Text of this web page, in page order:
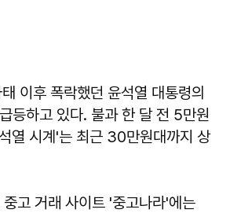
이후 폭락했던 윤석열 대통령의
등하고 있다. 불과 한 달 전 5만원
열 시계'는 최근 30만원대까지 상
고 거래 사이트 '중고나라'에는